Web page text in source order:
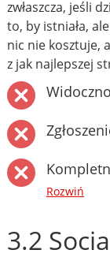
zwłaszcza, jeśli
to, by istniała,
nic nie kosztuje,
z jak najlepszej
Rozwiń
3.2